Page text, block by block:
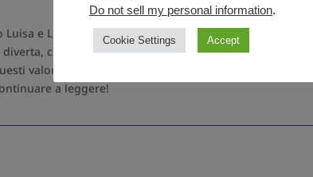
Luisa e Lorenzo. Noi personalmente teniamo molto
che tu riceva un ottimo servizio e che questo
valori. Siamo stati davvero fortunati a incontrare
a leggere!
Do not sell my personal information.
Cookie Settings Accept